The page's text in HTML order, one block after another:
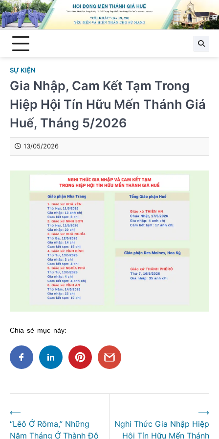
Skip
to
content
SỰ KIỆN
Gia Nhập, Cam Kết Tạm Trong
Hiệp Hội Tín Hữu Mến Thánh Giá
Huế, Tháng 5/2026
13/05/2026
Chia sẻ mục này:
hướng
bài
⟵
“Lêô Ở Rôma,” Những
Năm Tháng Ở Thành Đô
Nghi Thức Gia Nhập Hiệp
Hội Tín Hữu Mến Thánh
⟶